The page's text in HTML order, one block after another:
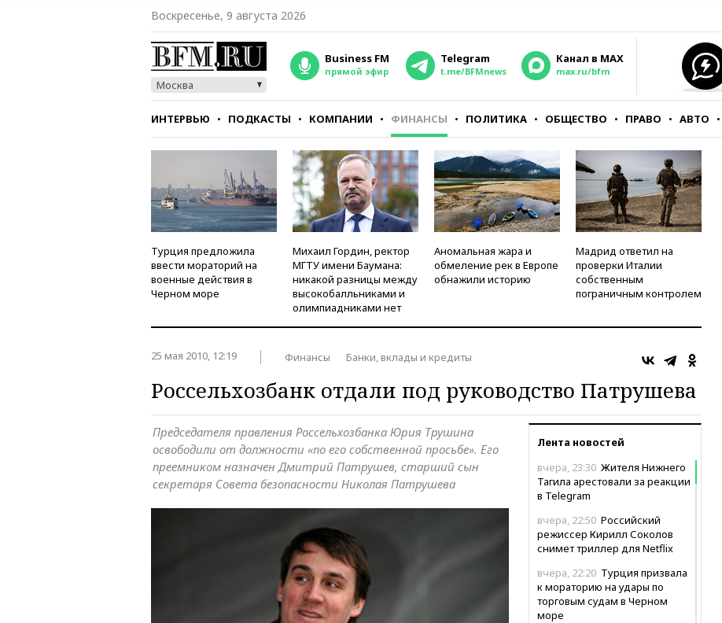
Воскресенье, 9 августа 2026
Москва
Business FM
прямой эфир
Telegram
t.me/BFMnews
Канал в MAX
max.ru/bfm
ИНТЕРВЬЮ ПОДКАСТЫ КОМПАНИИ ФИНАНСЫ ПОЛИТИКА ОБЩЕСТВО ПРАВО АВТО
СТИЛЬ ТЕСТЫ
Турция предложила
ввести мораторий на
военные действия в
Черном море
Михаил Гордин, ректор
МГТУ имени Баумана:
никакой разницы между
высокобалльниками и
олимпиадниками нет
Аномальная жара и
обмеление рек в Европе
обнажили историю
Мадрид ответил на
проверки Италии
собственным
пограничным контролем
25 мая 2010, 12:19 Финансы Банки, вклады и кредиты
Россельхозбанк отдали под руководство Патрушева
Лента новостей
вчера, 23:30 Жителя Нижнего
Тагила арестовали за реакции
в Теlegram
вчера, 22:50 Российский
режиссер Кирилл Соколов
снимет триллер для Netflix
вчера, 22:20 Турция призвала
к мораторию на удары по
торговым судам в Черном
море
Председателя правления Россельхозбанка Юрия Трушина
освободили от должности «по его собственной просьбе». Его
преемником назначен Дмитрий Патрушев, старший сын
секретаря Совета безопасности Николая Патрушева